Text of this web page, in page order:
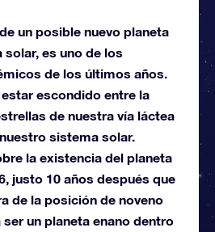
un posible nuevo planeta
es uno de los
de los últimos años.
escondido entre la
de nuestra vía láctea
sistema solar.
la existencia del planeta
justo 10 años después que
de la posición de noveno
un planeta enano dentro